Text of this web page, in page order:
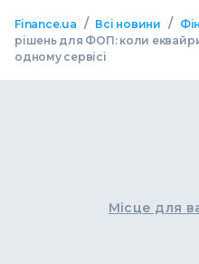
Finance.ua / Всі новини /
рішень для ФОП: коли
одному сервісі
Місце для